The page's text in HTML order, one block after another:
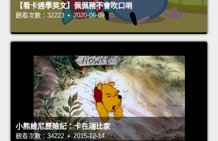
【看卡通學英文】佩佩豬不會吹口哨
觀看次數：32223 • 2020-06-09
小熊維尼歷險記：卡在瑞比家
觀看次數：34222 • 2015-12-14